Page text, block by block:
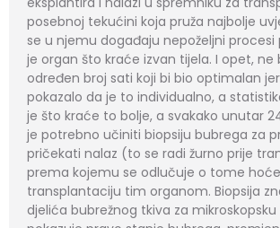
posebnoj tekućini koja pruža najbolje
se u njemu događaju nepoželjni procesi
je organ što kraće izvan tijela. I opet, ne
određen broj sati koji bi bio optimalan
pokazalo da je to individualno, a
je što kraće to bolje, a svakako unutar
je potrebno učiniti biopsiju bubrega za
pričekati nalaz (to se radi žurno prije
prema kojemu se odlučuje o tome
transplantaciju tim organom. Biopsija
djelića bubrežnog tkiva za mikroskopsku